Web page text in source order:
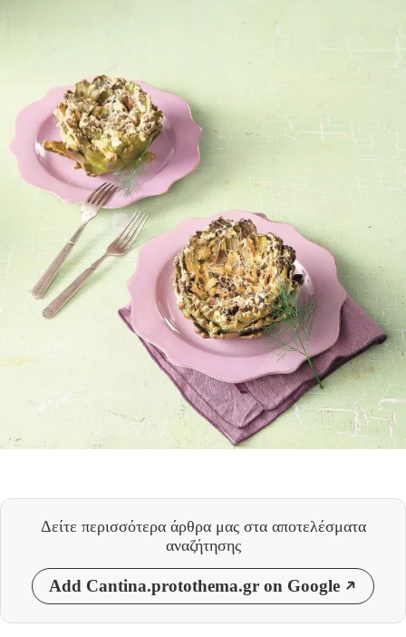
Δείτε περισσότερα άρθρα μας στα αποτελέσματα
αναζήτησης
Add Cantina.protothema.gr on Google